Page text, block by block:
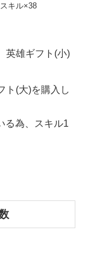
キル×38
英雄ギフト(小)
ト(大)を購入し
る為、スキル1